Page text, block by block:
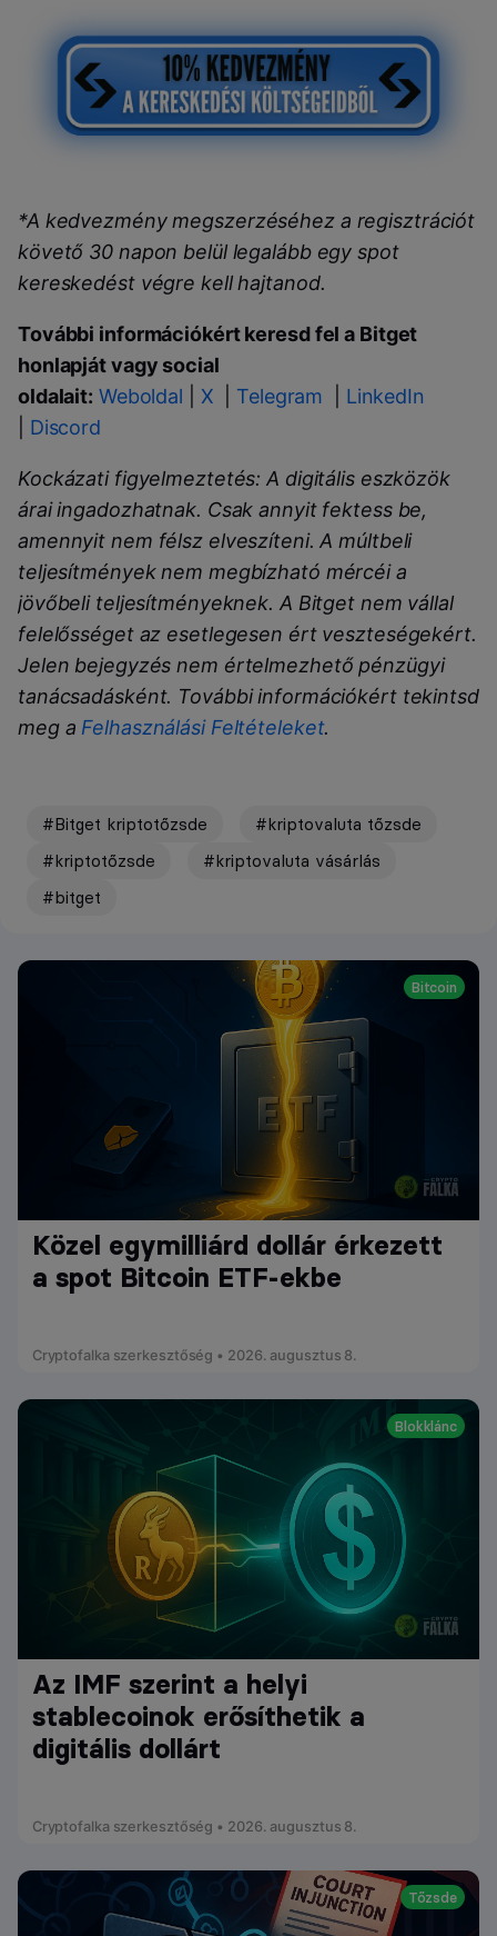
*A kedvezmény megszerzéséhez a regisztrációt
követő 30 napon belül legalább egy spot
kereskedést végre kell hajtanod.
További információkért keresd fel a Bitget
honlapját vagy social
oldalait: Weboldal X Telegram
LinkedIn
Discord
Kockázati figyelmeztetés: A digitális eszközök
árai ingadozhatnak. Csak annyit fektess be,
amennyit nem félsz elveszíteni. A múltbeli
teljesítmények nem megbízható mércéi a
jövőbeli teljesítményeknek. A Bitget nem vállal
felelősséget az esetlegesen ért veszteségekért.
Jelen bejegyzés nem értelmezhető pénzügyi
tanácsadásként. További információkért tekintsd
meg a Felhasználási Feltételeket.
#Bitget kriptotőzsde
#kriptovaluta tőzsde
#kriptotőzsde
#kriptovaluta vásárlás
#bitget
Bitcoin
Közel egymilliárd dollár érkezett
a spot Bitcoin ETF-ekbe
Cryptofalka szerkesztőség • 2026. augusztus 8.
Blokklánc
Az IMF szerint a helyi
stablecoinok erősíthetik a
digitális dollárt
Cryptofalka szerkesztőség • 2026. augusztus 8.
Tőzsde